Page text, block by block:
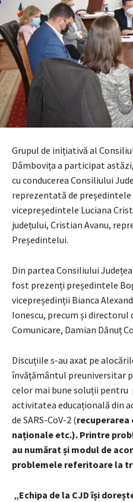
Grupul de inițiativă al
Dâmbovița a participat
cu conducerea Consiliului
reprezentată de
vicepreședintele Luciana
județului, Cristian Avanu,
Președintelui.
Din partea Consiliului
fost prezenți președintele
vicepreședinții Bianca
Ionescu, precum și directorul
Comunicare, Damian Dănuț
Discuțiile s-au axat pe
învățământul preuniversitar
celor mai bune soluții
activitatea educațională din
de SARS-CoV-2 (
naționale etc.). Printre
au numărat și modul de
problemele referitoare la
„Echipa de la CJD își